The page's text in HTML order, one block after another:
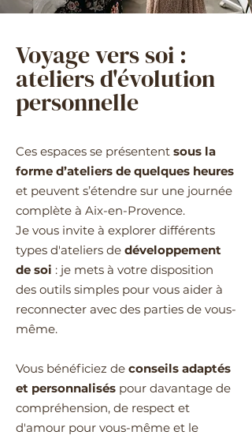
Voyage vers soi :
ateliers d'évolution
personnelle
Ces espaces se présentent sous la
forme d’ateliers de quelques heures
et peuvent s’étendre sur une journée
complète à Aix-en-Provence.
Je vous invite à explorer différents
types d'ateliers de développement
de soi : je mets à votre disposition
des outils simples pour vous aider à
reconnecter avec des parties de vous-
même.
Vous bénéficiez de conseils adaptés
et personnalisés pour davantage de
compréhension, de respect et
d'amour pour vous-même et le